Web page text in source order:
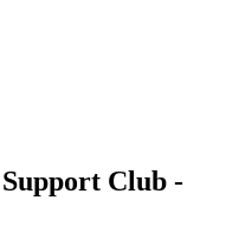
Club -